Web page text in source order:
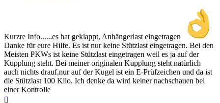
Kurzre Info......es hat geklappt, Anhängerlast eingetragen
Danke für eure Hilfe. Es ist nur keine Stützlast eingetragen. Bei den
Meisten PKWs ist keine Stützlast eingetragen weil es ja auf der
Kupplung steht. Bei meiner originalen Kupplung steht natürlich
auch nichts drauf,nur auf der Kugel ist ein E-Prüfzeichen und da ist
die Stützlast 100 Kilo. Ich denke da wird keiner nachschauen bei
einer Kontrolle